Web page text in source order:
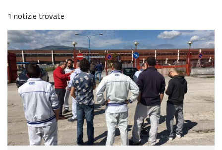
1 notizie trovate